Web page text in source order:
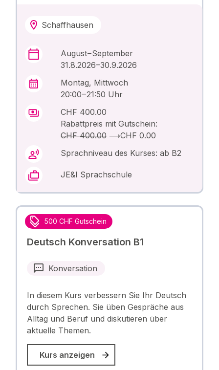
Schaffhausen
August – September
31.8.2026 –30.9.2026
Montag, Mittwoch
20:00 – 21:50 Uhr
CHF 400.00
Rabattpreis mit Gutschein:
CHF 400.00⟶CHF 0.00
Sprachniveau des Kurses: ab B2
JE&I Sprachschule
500 CHF Gutschein
Deutsch Konversation B1
Konversation
In diesem Kurs verbessern Sie Ihr Deutsch
durch Sprechen. Sie üben Gespräche aus
Alltag und Beruf und diskutieren über
aktuelle Themen.
Kurs anzeigen